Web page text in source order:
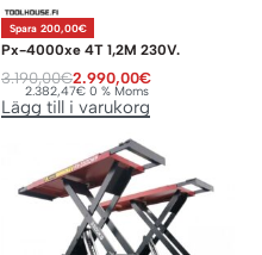
Spara 200,00€
Px-4000xe 4T 1,2M 230V.
3.190,00€2.990,00€
2.382,47€ 0 % Moms
Lägg till i varukorg